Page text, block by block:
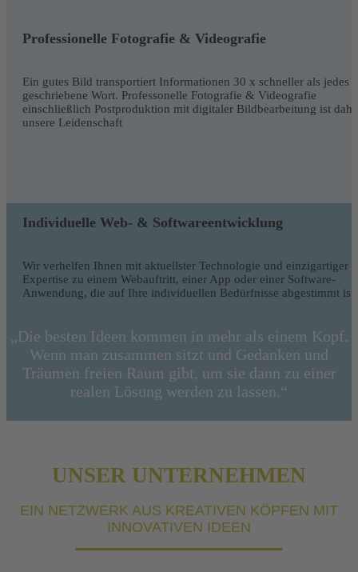
Professionelle Fotografie & Videografie
Ein gutes Bild transportiert Informationen 30 x schneller als jedes
geschriebene Wort. Professonelle Fotografie & Videografie
einschließlich Postproduktion mit digitaler Bildbearbeitung ist
unsere Leidenschaft
Individuelle Web- & Softwareentwicklung
Wir verhelfen Ihnen mit aktuellster Technologie und einzigartiger
Expertise zu einem Webauftritt, einer App oder einer Software-
Anwendung, die auf Ihre individuellen Bedürfnisse abgestimmt ist.
„Die besten Ideen kommen in mehr als einem Kopf.
Wenn man zusammen sitzt und Gedanken und
Träumen freien Raum gibt, um sie dann zu einer
realen Lösung werden zu lassen.“
UNSER UNTERNEHMEN
EIN NETZWERK AUS KREATIVEN KÖPFEN MIT
INNOVATIVEN IDEEN